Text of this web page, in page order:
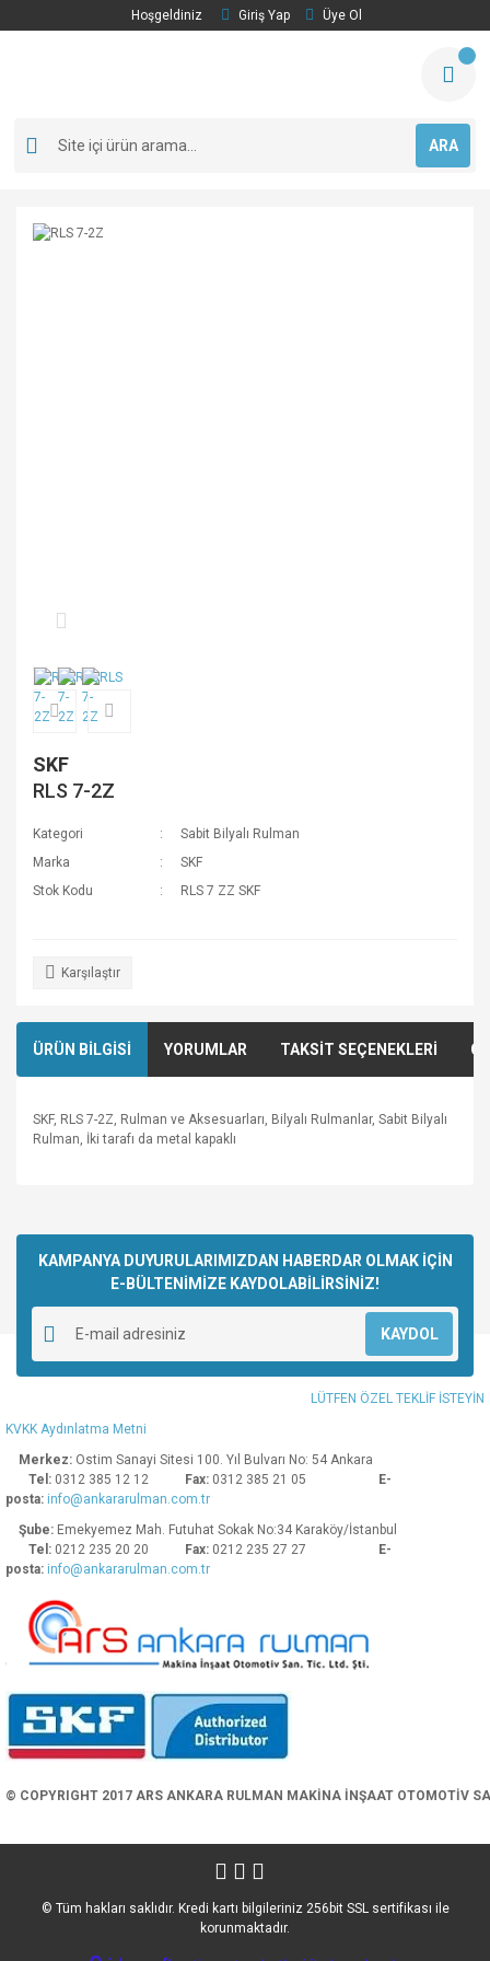
Hoşgeldiniz Giriş Yap Üye Ol
ARA
SKF
RLS 7-2Z
Kategori
Sabit Bilyalı Rulman
Marka
SKF
Stok Kodu
RLS 7 ZZ SKF
Karşılaştır
ÜRÜN BİLGİSİ YORUMLAR TAKSİT SEÇENEKLERİ
SKF, RLS 7-2Z, Rulman ve Aksesuarları, Bilyalı Rulmanlar, Sabit Bilyalı
Rulman, İki tarafı da metal kapaklı
Yorum Yaz
kullanarak tarafımıza iletebilirsiniz.
Görüş ve önerileriniz için teşekkür ederiz.
Ürün resmi kalitesiz, bozuk veya görüntülenemiyor.
Ürün açıklamasında eksik bilgiler bulunuyor.
Ürün bilgilerinde hatalar bulunuyor.
Ürün fiyatı diğer sitelerden daha pahalı.
Bu ürüne benzer farklı alternatifler olmalı.
KAMPANYA DUYURULARIMIZDAN HABERDAR OLMAK İÇİN
E-BÜLTENİMİZE KAYDOLABİLİRSİNİZ!
KAYDOL
LÜTFEN ÖZEL TEKLİF İSTEYİN
KVKK Aydınlatma Metni
Merkez: Ostim Sanayi Sitesi 100. Yıl Bulvarı No: 54 Ankara
Tel: 0312 385 12 12 Fax: 0312 385 21 05
E-
posta: info@ankararulman.com.tr
Şube: Emekyemez Mah. Futuhat Sokak No:34 Karaköy/İstanbul
Tel: 0212 235 20 20 Fax: 0212 235 27 27
E-
posta: info@ankararulman.com.tr
© COPYRIGHT 2017 ARS ANKARA RULMAN MAKİNA İNŞAAT OTOMOTİV
© Tüm hakları saklıdır. Kredi kartı bilgileriniz 256bit SSL sertifikası ile
korunmaktadır.